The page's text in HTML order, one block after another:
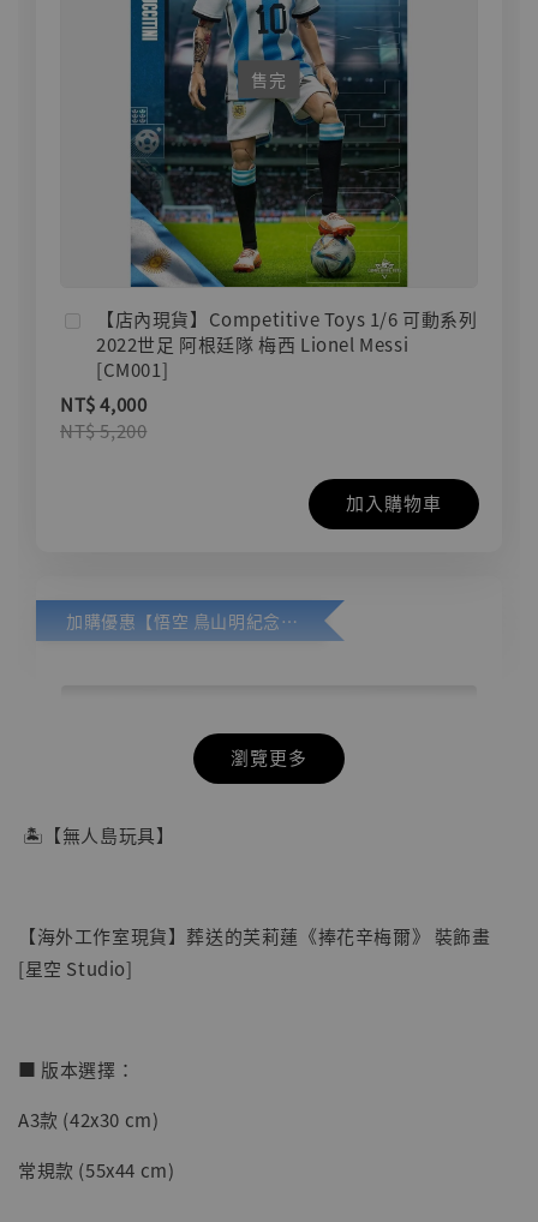
售完
【店內現貨】Competitive Toys 1/6 可動系列
2022世足 阿根廷隊 梅西 Lionel Messi
[CM001]
NT$ 4,000
NT$ 5,200
加入購物車
加購優惠【悟空 鳥山明紀念款 [奇蹟工作室]】
【店內現貨】七龍珠 系列蒐藏雕像 悟空 鳥山
明紀念款 [奇蹟工作室]
瀏覽更多
🏝【無人島玩具】
【海外工作室現貨】葬送的芙莉蓮《捧花辛梅爾》 裝飾畫
[星空 Studio]
■ 版本選擇：
A3款 (42x30 cm)
常規款 (55x44 cm)